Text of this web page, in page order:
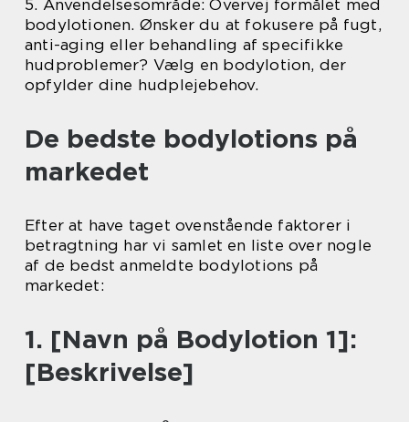
5. Anvendelsesområde: Overvej formålet med
bodylotionen. Ønsker du at fokusere på fugt,
anti-aging eller behandling af specifikke
hudproblemer? Vælg en bodylotion, der
opfylder dine hudplejebehov.
De bedste bodylotions på
markedet
Efter at have taget ovenstående faktorer i
betragtning har vi samlet en liste over nogle
af de bedst anmeldte bodylotions på
markedet:
1. [Navn på Bodylotion 1]:
[Beskrivelse]